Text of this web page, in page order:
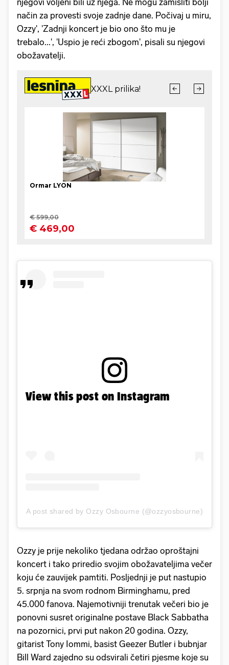
način za provesti svoje zadnje dane. Počivaj u miru,
Ozzy', 'Zadnji koncert je bio ono što mu je
trebalo...', 'Uspio je reći zbogom', pisali su njegovi
obožavatelji.
View this post on Instagram
A post shared by Ozzy Osbourne (@ozzyosbourne)
Ozzy je prije nekoliko tjedana održao oproštajni
koncert i tako priredio svojim obožavateljima večer
koju će zauvijek pamtiti. Posljednji je put nastupio
5. srpnja na svom rodnom Birminghamu, pred
45.000 fanova. Najemotivniji trenutak večeri bio je
ponovni susret originalne postave Black Sabbatha
na pozornici, prvi put nakon 20 godina. Ozzy,
gitarist Tony Iommi, basist Geezer Butler i bubnjar
Bill Ward zajedno su odsvirali četiri pjesme koje su